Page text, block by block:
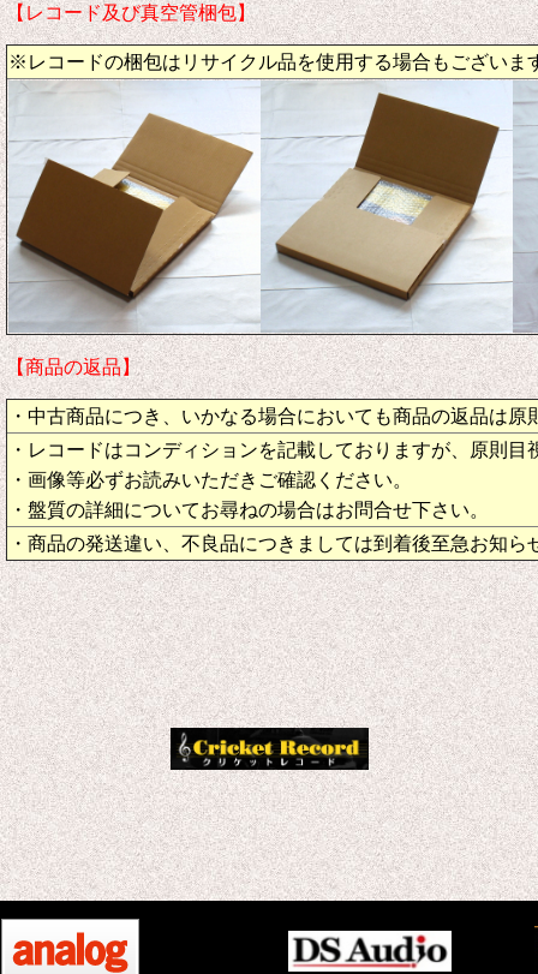
【レコード及び真空管梱包】
※レコードの梱包はリサイクル品を使用する場合もございま
【商品の返品】
・中古商品につき、いかなる場合においても商品の返品は原
・レコードはコンディションを記載しておりますが、原則目
・画像等必ずお読みいただきご確認ください。
・盤質の詳細についてお尋ねの場合はお問合せ下さい。
・商品の発送違い、不良品につきましては到着後至急お知ら